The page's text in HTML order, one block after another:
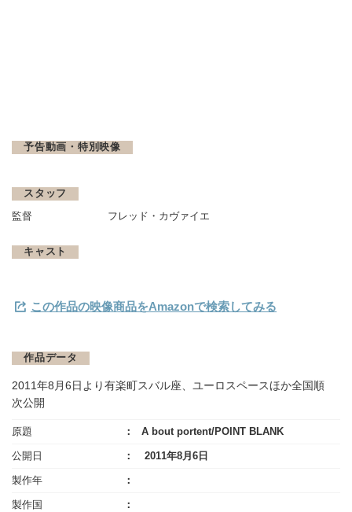
予告動画・特別映像
スタッフ
監督 フレッド・カヴァイエ
キャスト
この作品の映像商品をAmazonで検索してみる
作品データ
2011年8月6日より有楽町スバル座、ユーロスペースほか全国順
次公開
原題 A bout portent/POINT BLANK
公開日 2011年8月6日
製作年
製作国